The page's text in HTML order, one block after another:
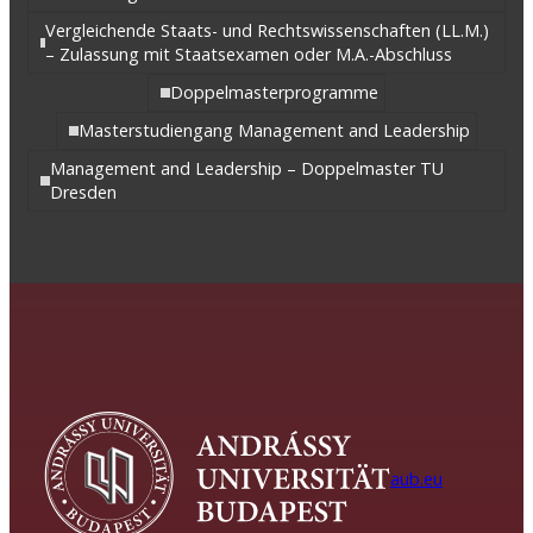
Vergleichende Staats- und Rechtswissenschaften (LL.M.)
– Zulassung mit Staatsexamen oder M.A.-Abschluss
Doppelmasterprogramme
Masterstudiengang Management and Leadership
Management and Leadership – Doppelmaster TU
Dresden
aub.eu